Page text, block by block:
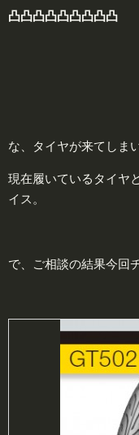
凸凸凸凸凸凸凸凸凸
な、タイヤが来てしま
現在履いているタイヤ
イス。
で、ご相談の結果今回